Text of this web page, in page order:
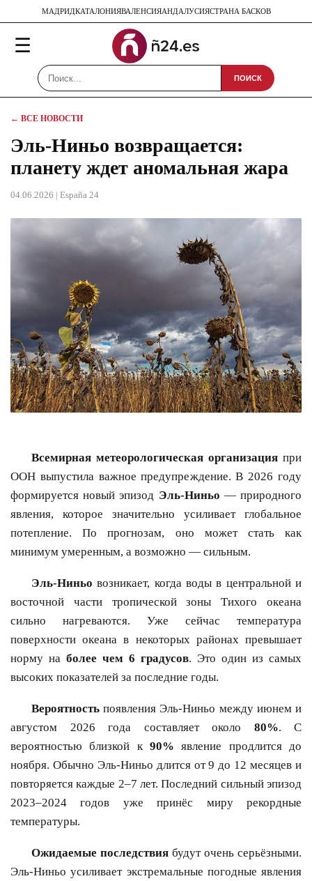
МАДРИДКАТАЛОНИЯВАЛЕНСИЯАНДАЛУСИЯСТРАНА БАСКОВ
☰
ПОИСК
← ВСЕ НОВОСТИ
Эль-Ниньо возвращается:
планету ждет аномальная жара
04.06.2026 | España 24
Всемирная метеорологическая организация при
ООН выпустила важное предупреждение. В 2026 году
формируется новый эпизод Эль-Ниньо — природного
явления, которое значительно усиливает глобальное
потепление. По прогнозам, оно может стать как
минимум умеренным, а возможно — сильным.
Эль-Ниньо возникает, когда воды в центральной и
восточной части тропической зоны Тихого океана
сильно нагреваются. Уже сейчас температура
поверхности океана в некоторых районах превышает
норму на более чем 6 градусов. Это один из самых
высоких показателей за последние годы.
Вероятность появления Эль-Ниньо между июнем и
августом 2026 года составляет около 80%. С
вероятностью близкой к 90% явление продлится до
ноября. Обычно Эль-Ниньо длится от 9 до 12 месяцев и
повторяется каждые 2–7 лет. Последний сильный эпизод
2023–2024 годов уже принёс миру рекордные
температуры.
Ожидаемые последствия будут очень серьёзными.
Эль-Ниньо усиливает экстремальные погодные явления